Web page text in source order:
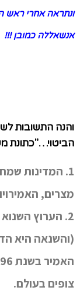
ונתראה אחרי ראש
אנשאללה כמובן !!!
והנה התשובות
הביטוי…"כתונת
1. המדינות
מצרים,
2. הערוץ
(והשנאה היא
צופים בעולם.